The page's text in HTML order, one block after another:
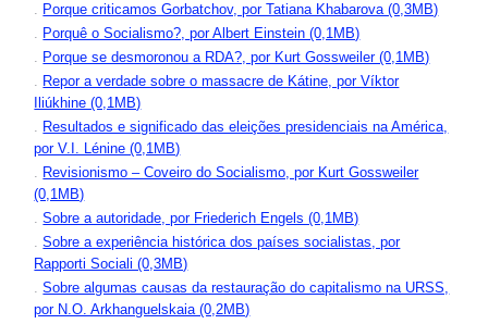
. Porque criticamos Gorbatchov, por Tatiana Khabarova (0,3MB)
. Porquê o Socialismo?, por Albert Einstein (0,1MB)
. Porque se desmoronou a RDA?, por Kurt Gossweiler (0,1MB)
. Repor a verdade sobre o massacre de Kátine, por Víktor
Iliúkhine (0,1MB)
. Resultados e significado das eleições presidenciais na América,
por V.I. Lénine (0,1MB)
. Revisionismo – Coveiro do Socialismo, por Kurt Gossweiler
(0,1MB)
.Sobre a autoridade, por Friederich Engels (0,1MB)
.Sobre a experiência histórica dos países socialistas, por
Rapporti Sociali (0,3MB)
.Sobre algumas causas da restauração do capitalismo na URSS,
por N.O. Arkhanguelskaia (0,2MB)